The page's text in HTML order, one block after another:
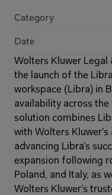
Category
Date
Wolters Kluwer Legal
the launch of the
workspace (Libra) in
availability across the
solution combines
with Wolters
advancing Libra’s
expansion following
Poland, and Italy, as
Wolters Kluwer’s